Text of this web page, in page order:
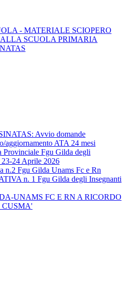
- MATERIALE SCIOPERO
SCUOLA PRIMARIA
Avvio domande
aggiornamento ATA 24 mesi
Provinciale Fgu Gilda degli
23-24 Aprile 2026
n.2 Fgu Gilda Unams Fc e Rn
n. 1 Fgu Gilda degli Insegnanti
UNAMS FC E RN A RICORDO